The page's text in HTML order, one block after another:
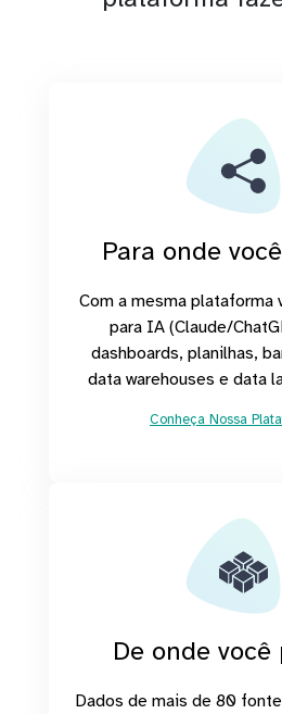
Para onde
Com a mesma plataforma
para IA (Claude/
dashboards, planilhas,
data warehouses e data
Conheça Nossa
De onde
Dados de mais de 80